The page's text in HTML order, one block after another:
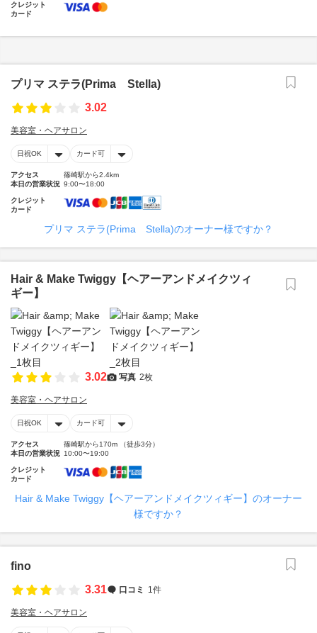
クレジット
カード
プリマ ステラ(Prima Stella)
3.02
美容室・ヘアサロン
日祝OK カード可
アクセス
篠崎駅から2.4km
本日の営業状況 9:00〜18:00
クレジット
カード
プリマ ステラ(Prima Stella)のオーナー様ですか？
Hair & Make Twiggy【ヘアーアンドメイクツィ
ギー】
3.02 写真 2枚
美容室・ヘアサロン
日祝OK カード可
アクセス
篠崎駅から170m （徒歩3分）
本日の営業状況 10:00〜19:00
クレジット
カード
Hair & Make Twiggy【ヘアーアンドメイクツィギー】のオーナー
様ですか？
fino
3.31
口コミ 1件
美容室・ヘアサロン